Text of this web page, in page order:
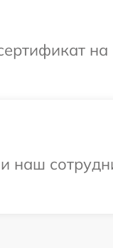
на
наш